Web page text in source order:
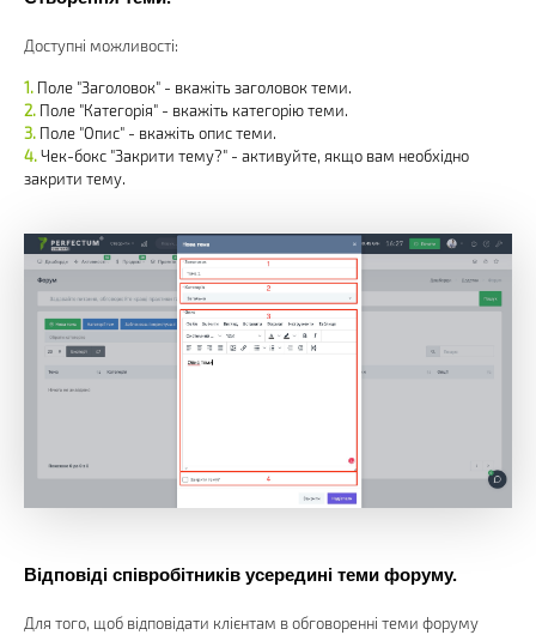
Доступні можливості:
Поле "Заголовок" - вкажіть заголовок теми.
Поле "Категорія" - вкажіть категорію теми.
Поле "Опис" - вкажіть опис теми.
Чек-бокс "Закрити тему?" - активуйте, якщо вам необхідно
закрити тему.
Відповіді співробітників усередині теми форуму.
Для того, щоб відповідати клієнтам в обговоренні теми форуму